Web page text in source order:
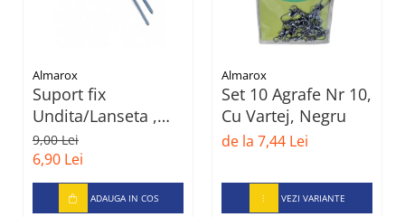
Almarox
Suport fix
Undita/Lanseta ,
Metal
9,00 Lei
6,90 Lei
ADAUGA IN COS
Almarox
Set 10 Agrafe Nr 10,
Cu Vartej, Negru
de la 7,44 Lei
VEZI VARIANTE